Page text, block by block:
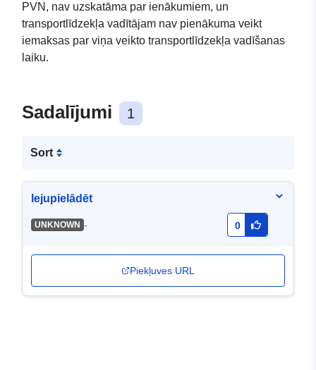
PVN, nav uzskatāma par ienākumiem, un
transportlīdzekļa vadītājam nav pienākuma veikt
iemaksas par viņa veikto transportlīdzekļa vadīšanas
laiku.
Sadalījumi 1
Sort
lejupielādēt
UNKNOWN - 0
Piekļuves URL